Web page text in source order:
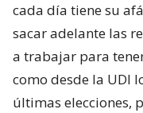
cada día tiene su
sacar adelante las
a trabajar para
como desde la UDI
últimas elecciones,